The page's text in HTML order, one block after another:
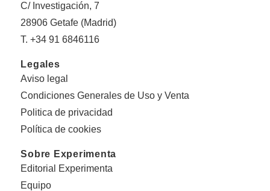
C/ Investigación, 7
28906 Getafe (Madrid)
T. +34 91 6846116
Legales
Aviso legal
Condiciones Generales de Uso y Venta
Politica de privacidad
Política de cookies
Sobre Experimenta
Editorial Experimenta
Equipo